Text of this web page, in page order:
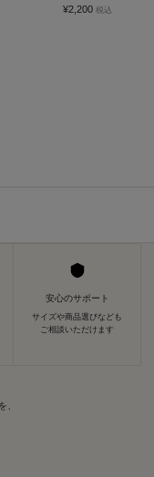
¥2,200 税込
安心のサポート
サイズや商品選びなども
ご相談いただけます
、